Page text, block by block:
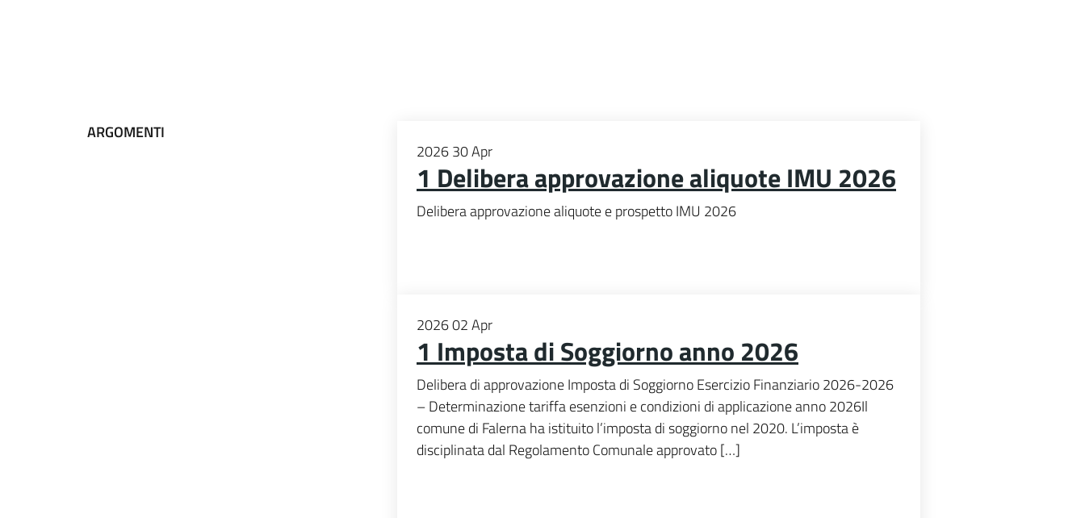
ARGOMENTI
202630Apr
1 Delibera approvazione aliquote IMU 2026
Delibera approvazione aliquote e prospetto IMU 2026
202602Apr
1 Imposta di Soggiorno anno 2026
Delibera di approvazione Imposta di Soggiorno Esercizio Finanziario 2026-2026
– Determinazione tariffa esenzioni e condizioni di applicazione anno 2026Il
comune di Falerna ha istituito l’imposta di soggiorno nel 2020. L’imposta è
disciplinata dal Regolamento Comunale approvato […]